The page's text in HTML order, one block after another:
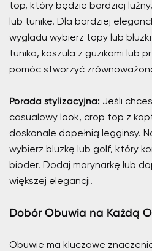
top, który będzie bardziej
lub tunikę. Dla bardziej
wyglądu wybierz topy lub
tunika, koszula z guzikami lub
pomóc stworzyć
Porada stylizacyjna: Jeśli
casualowy look, crop top z
doskonale dopełnią legginsy.
wybierz bluzkę lub golf, który
bioder. Dodaj marynarkę lub
większej elegancji.
Dobór Obuwia na Każdą
Obuwie ma kluczowe